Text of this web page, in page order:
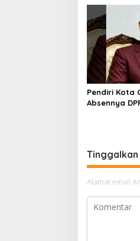
Rebranding
Pendiri Kota
Absennya
Tinggalkan
Alamat email